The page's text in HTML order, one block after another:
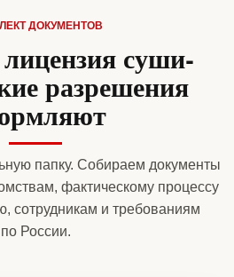
ДОКУМЕНТОВ
суши-
разрешения
папку. Собираем документы
фактическому процессу
сотрудникам и требованиям
по России.